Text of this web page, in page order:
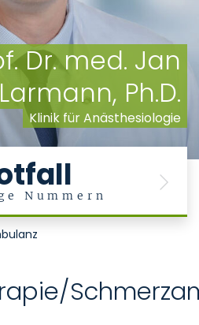
Dr. med. Jan
Larmann, Ph.D.
Klinik für Anästhesiologie
Nummern Next